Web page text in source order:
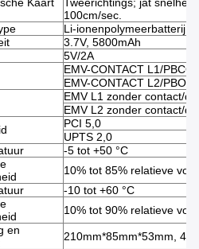
Kaart
Tweerichtings; jat
100cm/sec.
Li-ionenpolymeerbatterij
3.7V, 5800mAh
5V/2A
EMV-CONTACT L1/PBCO
EMV-CONTACT L2/PBOC
EMV L1 zonder contact/
EMV L2 zonder contact/
PCI 5,0
UPTS 2,0
-5 tot +50 °C
10% tot 85% relatieve
-10 tot +60 °C
10% tot 90% relatieve
en
210mm*85mm*53mm,